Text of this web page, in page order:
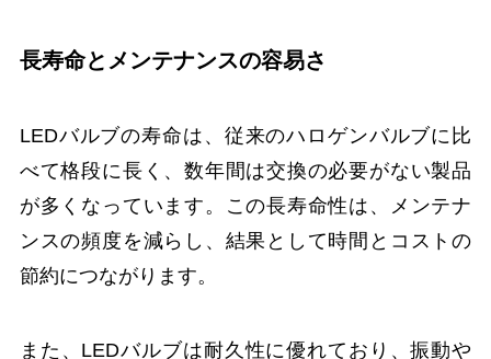
長寿命とメンテナンスの容易さ
LEDバルブの寿命は、従来のハロゲンバルブに比
べて格段に長く、数年間は交換の必要がない製品
が多くなっています。この長寿命性は、メンテナ
ンスの頻度を減らし、結果として時間とコストの
節約につながります。
また、LEDバルブは耐久性に優れており、振動や